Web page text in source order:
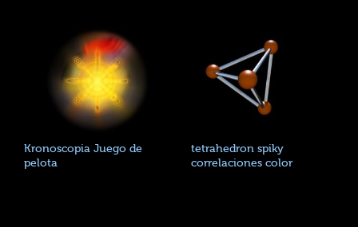
Kronoscopia Juego de
pelota
tetrahedron spiky
correlaciones color